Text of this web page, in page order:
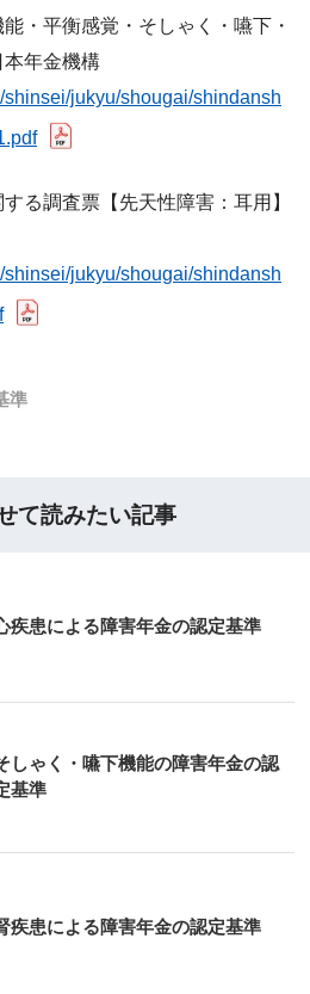
・平衡感覚・そしゃく・嚥下・
年金機構
shinsei/jukyu/shougai/shindansh
る調査票【先天性障害：耳用】
shinsei/jukyu/shougai/shindansh
準
て読みたい記事
疾患による障害年金の認定基準
しゃく・嚥下機能の障害年金の認
基準
疾患による障害年金の認定基準